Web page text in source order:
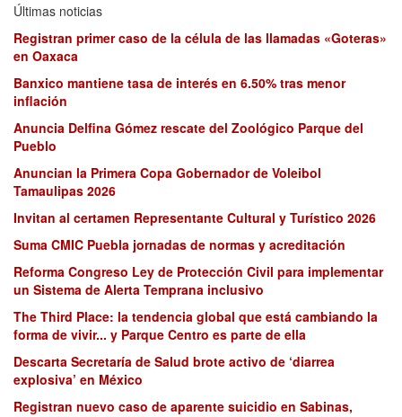
Últimas noticias
Registran primer caso de la célula de las llamadas «Goteras»
en Oaxaca
Banxico mantiene tasa de interés en 6.50% tras menor
inflación
Anuncia Delfina Gómez rescate del Zoológico Parque del
Pueblo
Anuncian la Primera Copa Gobernador de Voleibol
Tamaulipas 2026
Invitan al certamen Representante Cultural y Turístico 2026
Suma CMIC Puebla jornadas de normas y acreditación
Reforma Congreso Ley de Protección Civil para implementar
un Sistema de Alerta Temprana inclusivo
The Third Place: la tendencia global que está cambiando la
forma de vivir... y Parque Centro es parte de ella
Descarta Secretaría de Salud brote activo de ‘diarrea
explosiva’ en México
Registran nuevo caso de aparente suicidio en Sabinas,